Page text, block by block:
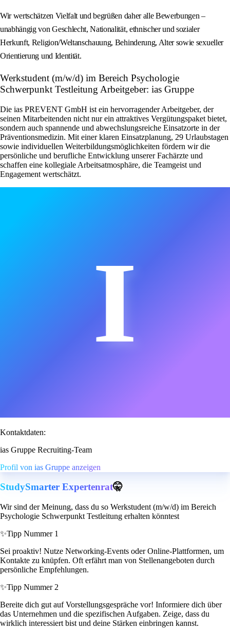
Wir wertschätzen Vielfalt und begrüßen daher alle Bewerbungen –
unabhängig von Geschlecht, Nationalität, ethnischer und sozialer
Herkunft, Religion/Weltanschauung, Behinderung, Alter sowie sexueller
Orientierung und Identität.
Werkstudent (m/w/d) im Bereich Psychologie
Schwerpunkt Testleitung Arbeitgeber: ias Gruppe
Die ias PREVENT GmbH ist ein hervorragender Arbeitgeber, der
seinen Mitarbeitenden nicht nur ein attraktives Vergütungspaket bietet,
sondern auch spannende und abwechslungsreiche Einsatzorte in der
Präventionsmedizin. Mit einer klaren Einsatzplanung, 29 Urlaubstagen
sowie individuellen Weiterbildungsmöglichkeiten fördern wir die
persönliche und berufliche Entwicklung unserer Fachärzte und
schaffen eine kollegiale Arbeitsatmosphäre, die Teamgeist und
Engagement wertschätzt.
I
Kontaktdaten:
ias Gruppe Recruiting-Team
Profil von ias Gruppe anzeigen
StudySmarter Expertenrat🤫
Wir sind der Meinung, dass du so Werkstudent (m/w/d) im Bereich
Psychologie Schwerpunkt Testleitung erhalten könntest
✨Tipp Nummer 1
Sei proaktiv! Nutze Networking-Events oder Online-Plattformen, um
Kontakte zu knüpfen. Oft erfährt man von Stellenangeboten durch
persönliche Empfehlungen.
✨Tipp Nummer 2
Bereite dich gut auf Vorstellungsgespräche vor! Informiere dich über
das Unternehmen und die spezifischen Aufgaben. Zeige, dass du
wirklich interessiert bist und deine Stärken einbringen kannst.